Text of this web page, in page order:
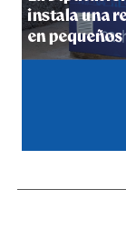
hace 6 días·
SEXTA